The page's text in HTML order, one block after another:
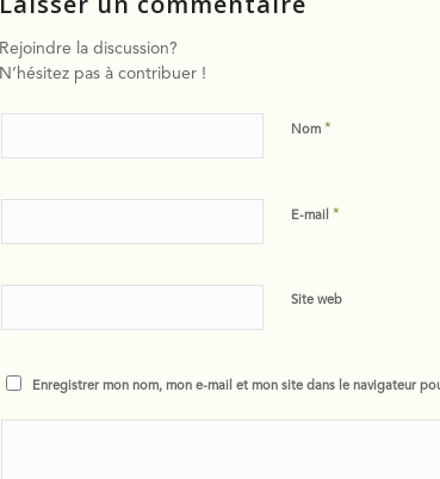
Rejoindre la discussion?
N’hésitez pas à contribuer !
Nom *
E-mail *
Site web
Enregistrer mon nom, mon e-mail et mon site dans le navigateur